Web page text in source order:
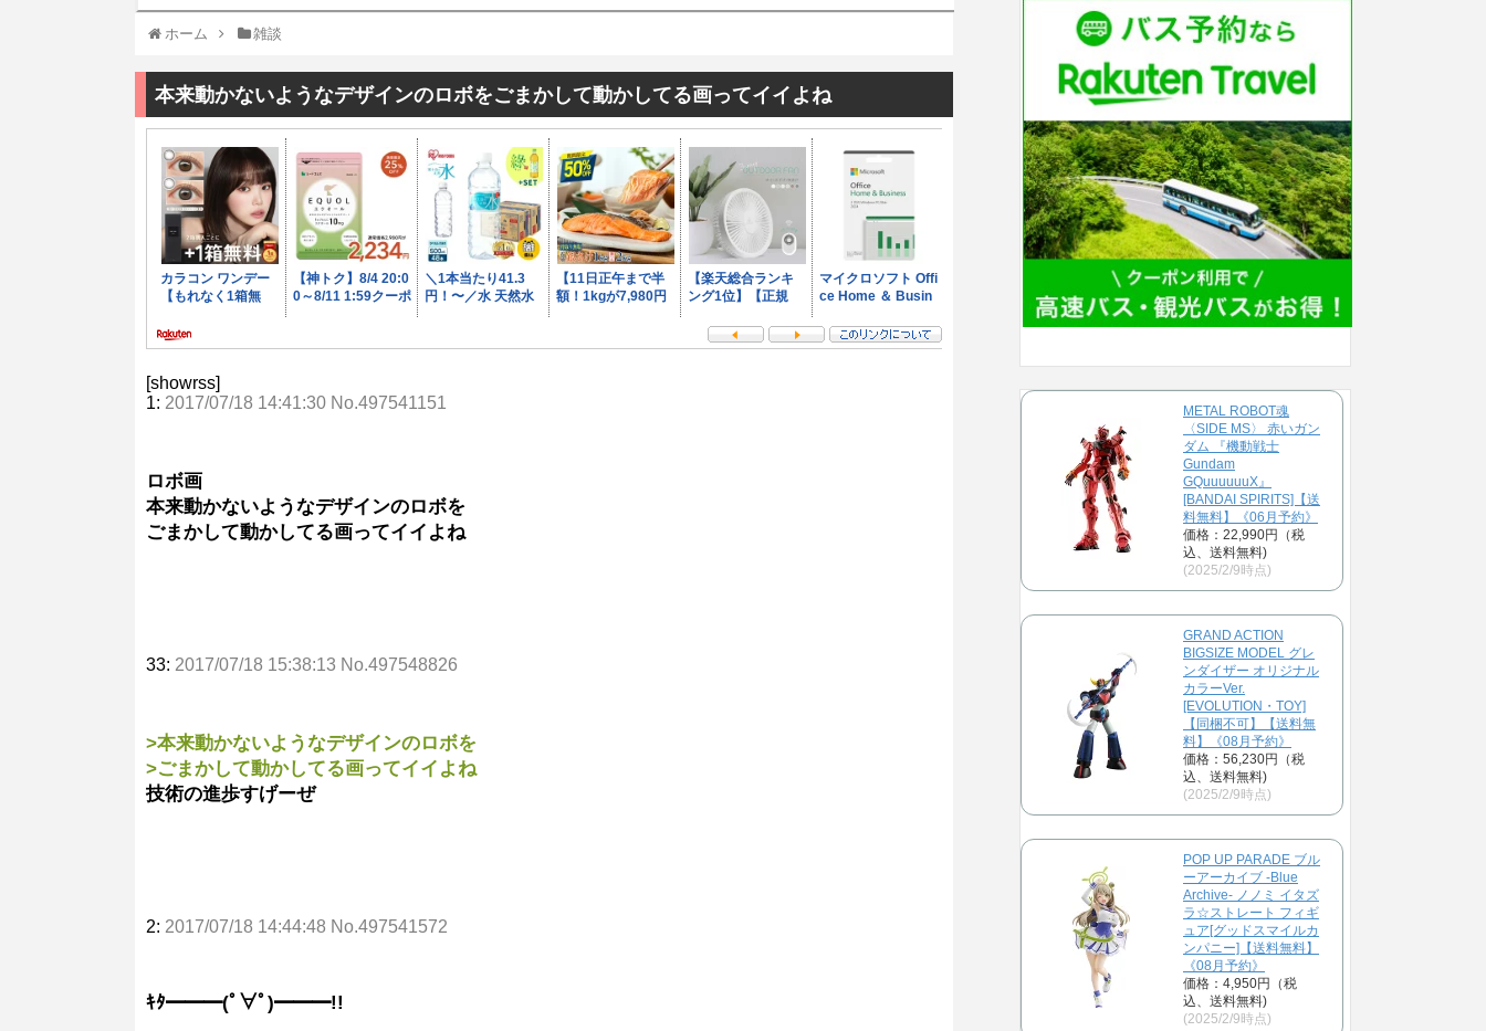
ホーム 雑談
本来動かないようなデザインのロボをごまかして動かしてる画ってイイよね
[showrss]
1: 2017/07/18 14:41:30 No.497541151
ロボ画
本来動かないようなデザインのロボを
ごまかして動かしてる画ってイイよね
33: 2017/07/18 15:38:13 No.497548826
>本来動かないようなデザインのロボを
>ごまかして動かしてる画ってイイよね
技術の進歩すげーぜ
2: 2017/07/18 14:44:48 No.497541572
ｷﾀ━━━(ﾟ∀ﾟ)━━━!!
METAL ROBOT魂
〈SIDE MS〉 赤いガン
ダム 『機動戦士
Gundam
GQuuuuuuX』
[BANDAI SPIRITS]【送
料無料】《06月予約》
価格：22,990円（税
込、送料無料)
(2025/2/9時点)
GRAND ACTION
BIGSIZE MODEL グレ
ンダイザー オリジナル
カラーVer.
[EVOLUTION・TOY]
【同梱不可】【送料無
料】《08月予約》
価格：56,230円（税
込、送料無料)
(2025/2/9時点)
POP UP PARADE ブル
ーアーカイブ -Blue
Archive- ノノミ イタズ
ラ☆ストレート フィギ
ュア[グッドスマイルカ
ンパニー]【送料無料】
《08月予約》
価格：4,950円（税
込、送料無料)
(2025/2/9時点)